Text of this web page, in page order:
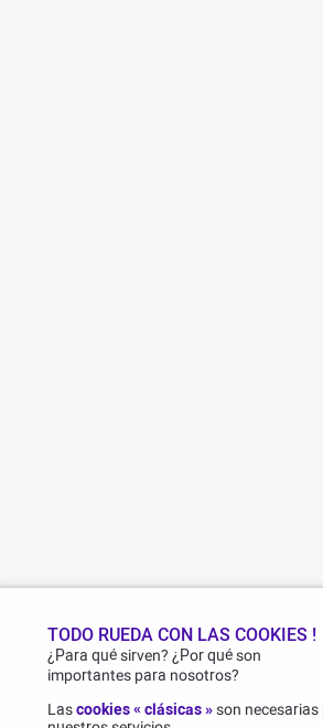
TODO RUEDA CON LAS COOKIES !
¿Para qué sirven? ¿Por qué son
importantes para nosotros?
Lascookies « clásicas »son